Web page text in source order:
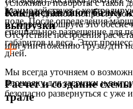
усложняют повороты с такой
большой длиной попросту
в сюрвее маршрута это
Отсутствие построения
или уничтожению груза, дтп
взаимодействует с
поле. После определения
специальное разрешение для
габаритов и веса. Этот
дней.
Как доставляют балку
выгрузки
Мы всегда уточняем о
площадку для загрузки и
безопасно развернуться с
Расчет и создание
трале